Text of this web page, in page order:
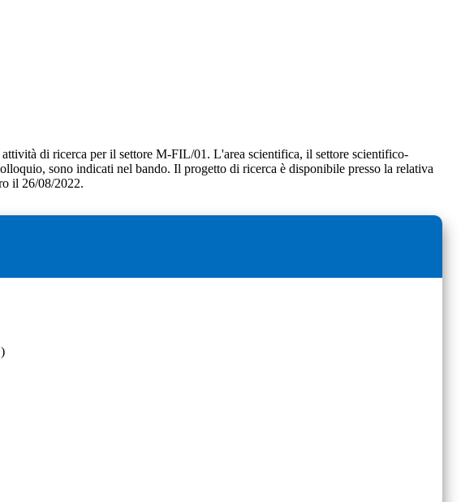
di ricerca per il settore M-FIL/01. L'area scientifica, il settore scientifico-
sono indicati nel bando. Il progetto di ricerca è disponibile presso la relativa
il 26/08/2022.